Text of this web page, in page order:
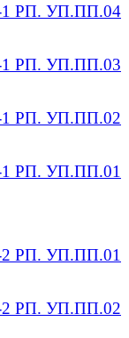
1 РП. УП.ПП.04
1 РП. УП.ПП.03
1 РП. УП.ПП.02
1 РП. УП.ПП.01
2 РП. УП.ПП.01
2 РП. УП.ПП.02